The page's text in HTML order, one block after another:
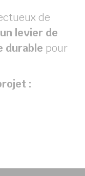
de
un levier de
durable pour
: